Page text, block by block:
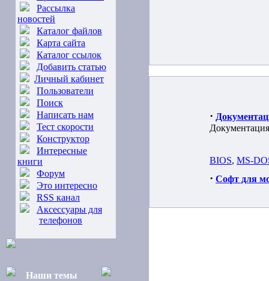
Рассылка
новостей
Каталог файлов
Карта сайта
Каталог ссылок
Добавить статью
Личный кабинет
Пользователи
Поиск
Написать нам
Тест скорости
Конструктор
Интересные
книги
Форум
Это интересно
RSS канал
Аксессуары для
телефонов
Наши темы
·
BIOS, MS-
· Софт для